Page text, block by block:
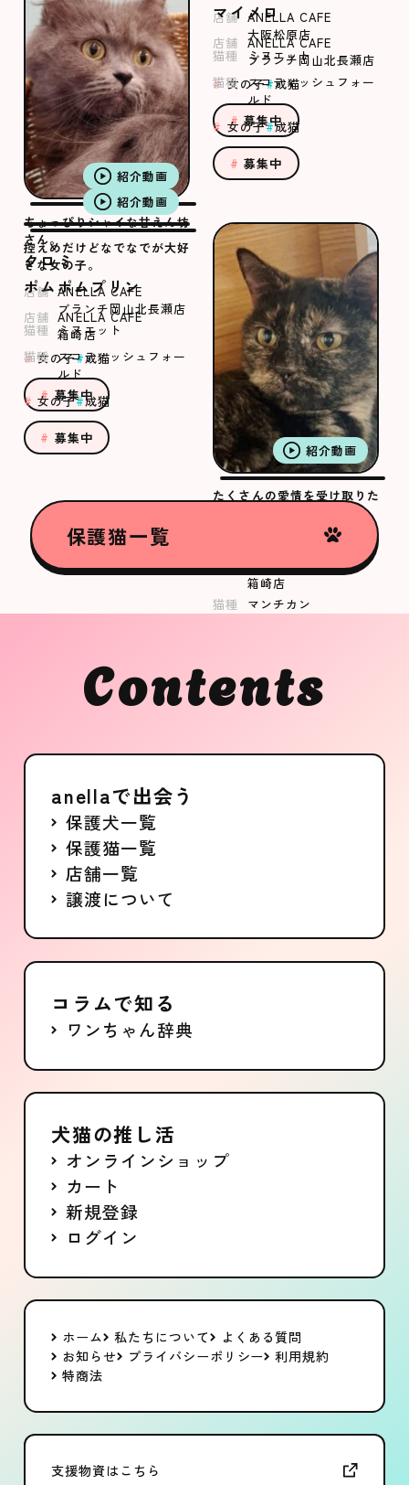
店舗 ANELLA CAFE
大阪松原店
猫種
ミヌエット
女の子 成猫
募集中
紹介動画
ちょっぴりシャイな甘えん坊
さん。
クロミ
店舗 ANELLA CAFE
ブランチ岡山北長瀬店
猫種
ミヌエット
女の子 成猫
募集中
マイメロ
店舗 ANELLA CAFE
ブランチ岡山北長瀬店
猫種 スコティッシュフォー
ルド
女の子 成猫
募集中
紹介動画
控えめだけどなでなでが大好
きな女の子。
ポムポムプリン
店舗 ANELLA CAFE
箱崎店
猫種 スコティッシュフォー
ルド
女の子 成猫
募集中
紹介動画
たくさんの愛情を受け取りた
店舗 ANELLA CAFE
箱崎店
猫種
マンチカン
募集中
保護猫一覧
Contents
anellaで出会う
保護犬一覧
保護猫一覧
店舗一覧
譲渡について
コラムで知る
ワンちゃん辞典
犬猫の推し活
オンラインショップ
カート
新規登録
ログイン
ホーム 私たちについて
よくある質問
お知らせ
プライバシーポリシー 利用規約
特商法
支援物資はこちら